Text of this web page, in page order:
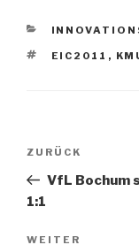
KATEGORIEN
EIC2011 ,
Beitrags-
Vorheriger
Beitrag
ZURÜCK
VfL Bochum
1:1
Nächster
WEITER